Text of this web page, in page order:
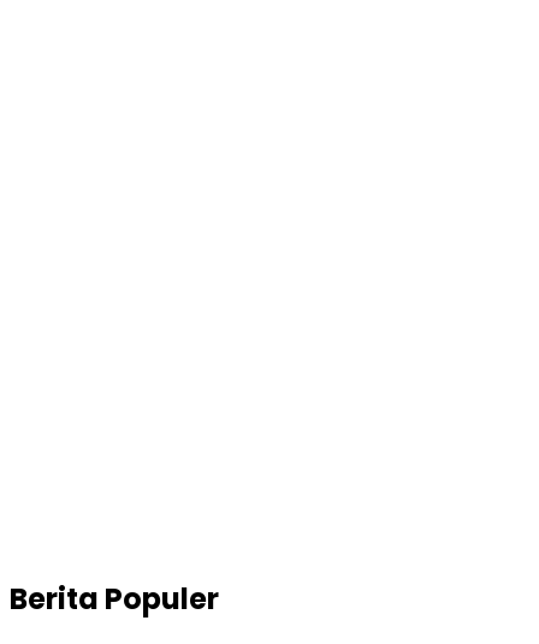
Berita Populer